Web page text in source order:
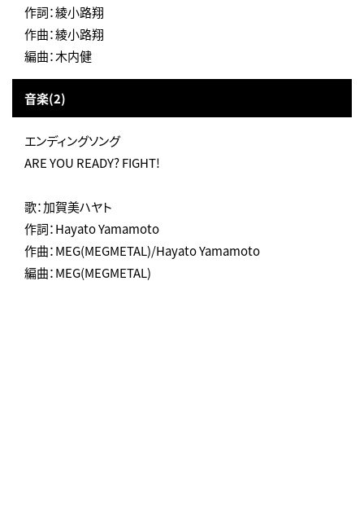
作詞：綾小路翔
作曲：綾小路翔
編曲：木内健
音楽(2)
エンディングソング
ARE YOU READY? FIGHT!
歌：加賀美ハヤト
作詞：Hayato Yamamoto
作曲：MEG(MEGMETAL)/Hayato Yamamoto
編曲：MEG(MEGMETAL)